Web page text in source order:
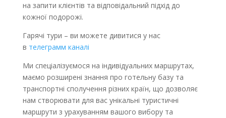
на запити клієнтів та відповідальний підхід до
кожної подорожі.
Гарячі тури – ви можете дивитися у нас
в телеграмм каналі
Ми спеціалізуємося на індивідуальних маршрутах,
маємо розширені знання про готельну базу та
транспортні сполучення різних країн, що дозволяє
нам створювати для вас унікальні туристичні
маршрути з урахуванням вашого вибору та